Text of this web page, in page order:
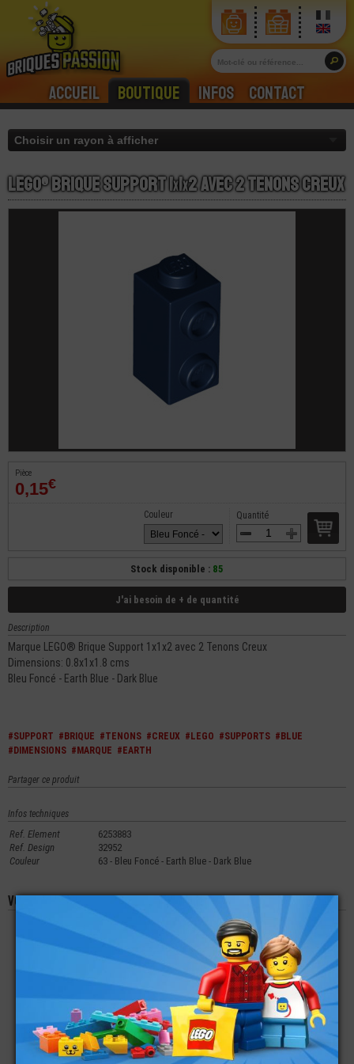
Accueil Boutique Infos Contact
LEGO® Brique Support 1x1x2 Avec 2 Tenons Creux
Pièce
0,15€
Quantité
Couleur
Stock disponible : 85
J'ai besoin de + de quantité
Description
Marque LEGO® Brique Support 1x1x2 avec 2 Tenons Creux
Dimensions: 0.8x1x1.8 cms
Bleu Foncé - Earth Blue - Dark Blue
#SUPPORT #BRIQUE #TENONS #CREUX #LEGO #SUPPORTS #BLUE
#DIMENSIONS #MARQUE #EARTH
Partager ce produit
Infos techniques
Ref. Element
6253883
Ref. Design
32952
Couleur
63 - Bleu Foncé - Earth Blue - Dark Blue
Vous aimerez aussi les produits suivants
LEGO® TUILE
0,21€
LEGO® CÔNE 1X1
AVEC TENON CREUX
0,16€
LEGO® BRIQUE 1X2X5
0,49€